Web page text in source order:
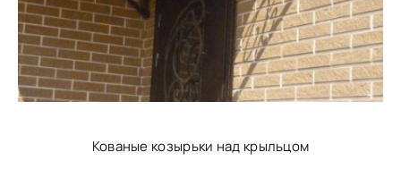
Кованые козырьки над крыльцом